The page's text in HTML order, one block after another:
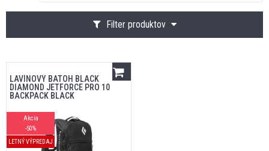
Filter produktov
LAVÍNOVÝ BATOH BLACK
DIAMOND JETFORCE PRO 10
BACKPACK BLACK
Akcia
-50%
LETNÝ VÝPREDAJ